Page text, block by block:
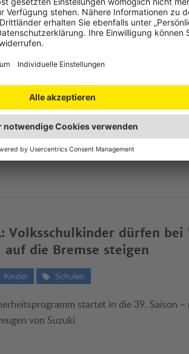
Volksschulkinder dürfen
die Bremse steigen
Kinder Schulen
startet in die 39. Saison –
von Suzuki